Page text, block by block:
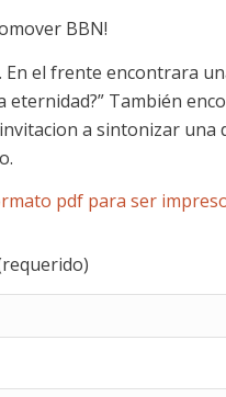
BBN!
En el frente encontrara
eternidad?” También
a sintonizar una
pdf para ser